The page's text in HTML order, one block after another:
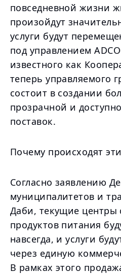
повседневной жизни
произойдут
услуги будут
под управлением
известного как
теперь управляемого
состоит в создании
прозрачной и
поставок.
Почему происходят
Согласно заявлению
муниципалитетов и
Даби, текущие центры
продуктов питания
навсегда, и услуги
через единую
В рамках этого